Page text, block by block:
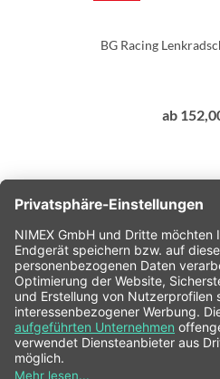
BG Racing
ab
SERVICE HOTLINE
SHOP SERVICE
INFORMATIONEN
NEWSLETTER